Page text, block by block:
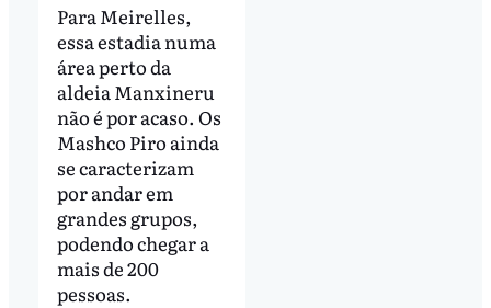
Para Meirelles,
essa estadia numa
área perto da
aldeia Manxineru
não é por acaso. Os
Mashco Piro ainda
se caracterizam
por andar em
grandes grupos,
podendo chegar a
mais de 200
pessoas.